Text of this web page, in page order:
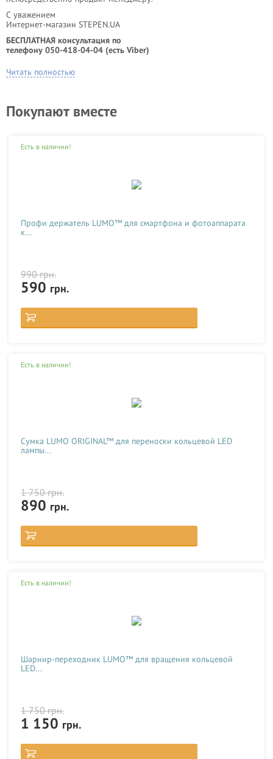
С уважением
Интернет-магазин STEPEN.UA
БЕСПЛАТНАЯ консультация по
телефону 050-418-04-04 (есть Viber)
Читать полностью
Покупают вместе
Есть в наличии!
Профи держатель LUMO™ для смартфона и фотоаппарата
к...
990грн.
590 грн.
Есть в наличии!
Сумка LUMO ORIGINAL™ для переноски кольцевой LED
лампы...
1 750грн.
890 грн.
Есть в наличии!
Шарнир-переходник LUMO™ для вращения кольцевой
LED...
1 750грн.
1 150 грн.